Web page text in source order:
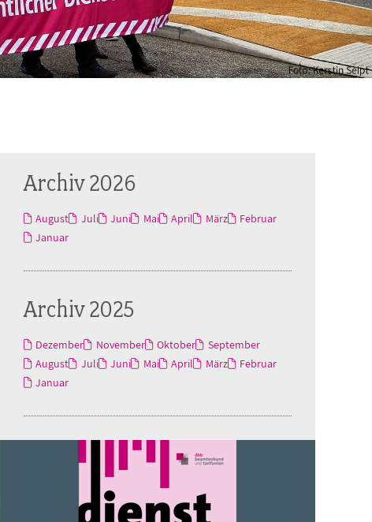
Archiv 2026
August Juli Juni Mai April März
Februar
Januar
Archiv 2025
Dezember November Oktober
September
August
Juli Juni Mai April März
Februar
Januar